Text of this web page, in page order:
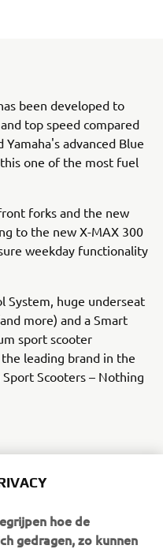
been developed to
top speed compared
advanced Blue
one of the most fuel
forks and the new
to the new X-MAX 300
weekday functionality
System, huge underseat
more) and a Smart
sport scooter
leading brand in the
Scooters – Nothing
been developed to
advanced Blue
one of the most fuel
hoe de
gedragen, zo kunnen